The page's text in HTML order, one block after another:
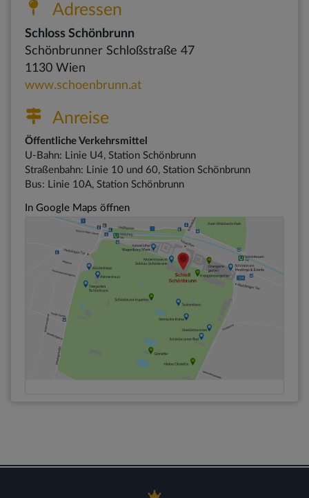
Adressen
Schloss Schönbrunn
Schönbrunner Schloßstraße 47
1130 Wien
www.schoenbrunn.at
Anreise
Öffentliche Verkehrsmittel
U-Bahn: Linie U4, Station Schönbrunn
Straßenbahn: Linie 10 und 60, Station Schönbrunn
Bus: Linie 10A, Station Schönbrunn
In Google Maps öffnen